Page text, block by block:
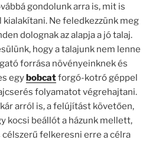
gondolunk arra is, mit is
Ne feledkezzünk meg
dolognak az alapja a jó talaj.
hogy a talajunk nem lenne
forrása növényeinknek és
egy bobcatforgó-kotró géppel
folyamatot végrehajtani.
arról is, a felújítást követően,
kocsi beállót a házunk mellett,
felkeresni erre a célra